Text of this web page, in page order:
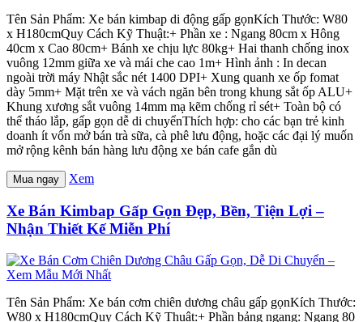
Tên Sản Phẩm: Xe bán kimbap di động gấp gọnKích Thước: W80
x H180cmQuy Cách Kỹ Thuật:+ Phần xe : Ngang 80cm x Hông
40cm x Cao 80cm+ Bánh xe chịu lực 80kg+ Hai thanh chống inox
vuông 12mm giữa xe và mái che cao 1m+ Hình ảnh : In decan
ngoài trời máy Nhật sắc nét 1400 DPI+ Xung quanh xe ốp fomat
dày 5mm+ Mặt trên xe và vách ngăn bên trong khung sắt ốp ALU+
Khung xương sắt vuông 14mm mạ kẽm chống rỉ sét+ Toàn bộ có
thể tháo lắp, gấp gọn dễ di chuyểnThích hợp: cho các bạn trẻ kinh
doanh ít vốn mở bán trà sữa, cà phê lưu động, hoặc các đại lý muốn
mở rộng kênh bán hàng lưu động xe bán cafe gắn dù
Mua ngay Xem
Xe Bán Kimbap Gấp Gọn Đẹp, Bền, Tiện Lợi –
Nhận Thiết Kế Miễn Phí
Tên Sản Phẩm: Xe bán cơm chiên dương châu gấp gọnKích Thước:
W80 x H180cmQuy Cách Kỹ Thuật:+ Phần bảng ngang: Ngang 80